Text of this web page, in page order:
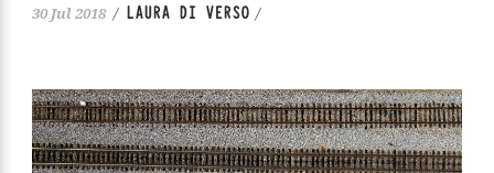
30 Jul 2018 / LAURA DI VERSO /